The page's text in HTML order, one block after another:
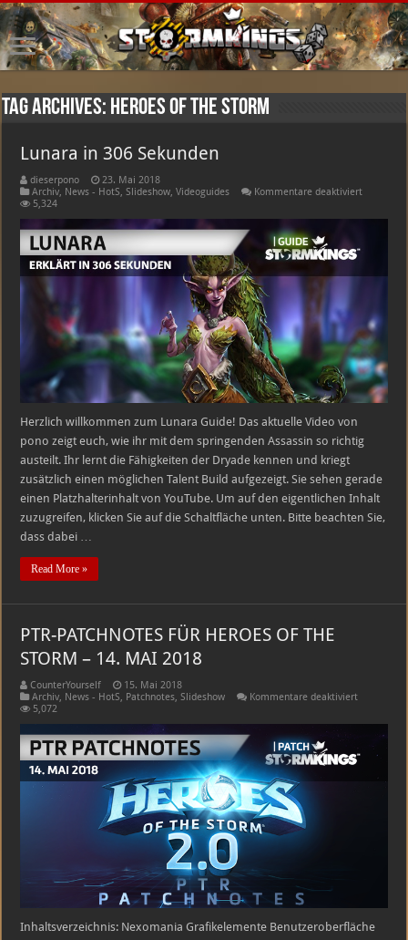
Tag Archives: Heroes of the Storm
Lunara in 306 Sekunden
dieserpono
23. Mai 2018
Archiv, News - HotS,Slideshow,Videoguides Kommentare deaktiviertfür
5,324
Herzlich willkommen zum Lunara Guide! Das aktuelle Video von
pono zeigt euch, wie ihr mit dem springenden Assassin so richtig
austeilt. Ihr lernt die Fähigkeiten der Dryade kennen und kriegt
zusätzlich einen möglichen Talent Build aufgezeigt. Sie sehen gerade
einen Platzhalterinhalt von YouTube. Um auf den eigentlichen Inhalt
zuzugreifen, klicken Sie auf die Schaltfläche unten. Bitte beachten Sie,
dass dabei …
Read More »
PTR-PATCHNOTES FÜR HEROES OF THE
STORM – 14. MAI 2018
CounterYourself
15. Mai 2018
Archiv, News - HotS, Patchnotes,Slideshow Kommentare deaktiviertfür
OF
STORM
5,072
Inhaltsverzeichnis: Nexomania Grafikelemente Benutzeroberfläche